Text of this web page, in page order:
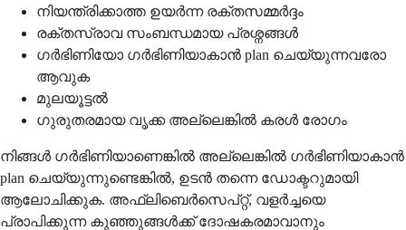
നിയന്ത്രിക്കാത്ത ഉയർന്ന രക്തസമ്മർദ്ദം
രക്തസ്രാവ സംബന്ധമായ പ്രശ്നങ്ങൾ
ഗർഭിണിയോ ഗർഭിണിയാകാൻ plan ചെയ്യുന്നവരോ
ആവുക
മുലയൂട്ടൽ
ഗുരുതരമായ വൃക്ക അല്ലെങ്കിൽ കരൾ രോഗം
നിങ്ങൾ ഗർഭിണിയാണെങ്കിൽ അല്ലെങ്കിൽ ഗർഭിണിയാകാൻ
plan ചെയ്യുന്നുണ്ടെങ്കിൽ, ഉടൻ തന്നെ ഡോക്ടറുമായി
ആലോചിക്കുക. അഫ്‌ലിബെർസെപ്റ്റ്, വളർച്ചയെ
പ്രാപിക്കുന്ന കുഞ്ഞുങ്ങൾക്ക് ദോഷകരമാവാനും